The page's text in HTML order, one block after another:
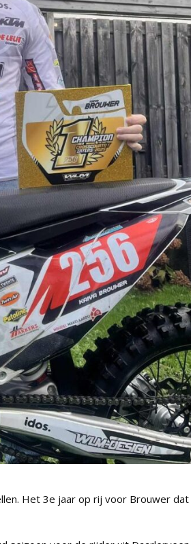
Het 3e jaar op rij voor Brouwer dat